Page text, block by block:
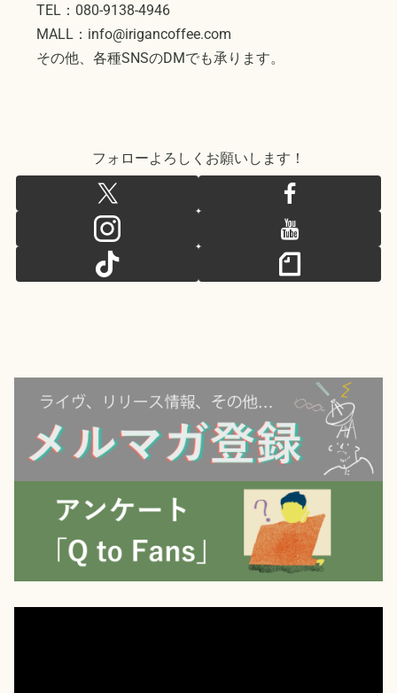
TEL：080-9138-4946
MALL：info@irigancoffee.com
その他、各種SNSのDMでも承ります。
フォローよろしくお願いします！